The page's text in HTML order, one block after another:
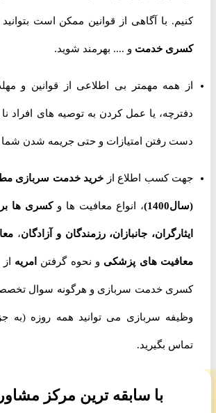
کنیم. با آگاهی از قوانین ممکن است بتوانید از
کسری خدمتو .... بهرمند شوید.
از همه مهمتر بی اطلاعی از قوانین و مهلت
دفترچه، یا عمل کردن به توصیه های افراد نا
دست رفتن امتیازات و حتی جریمه شدن شما
جهت کسب اطلاع ازخرید خدمت سربازی مطابق
(سال1400) ، انواع معافیت ها و کسری ها برای
ایثارگران، جانبازان، رزمندگان و آزادگان،
معافیت های پزشکیو نحوه گرفتن امریهاز
کسری خدمت سربازی و هرگونه سوال تخصصی
وظیفه سربازی می توانید همه روزه (به جز
تماس بگیرید.
با سابقه ترین مرکز مشاوره